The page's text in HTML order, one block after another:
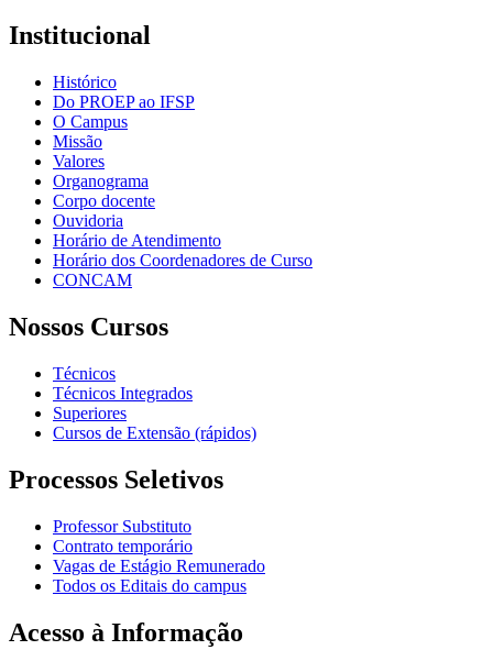
Institucional
Histórico
Do PROEP ao IFSP
O Campus
Missão
Valores
Organograma
Corpo docente
Ouvidoria
Horário de Atendimento
Horário dos Coordenadores de Curso
CONCAM
Nossos Cursos
Técnicos
Técnicos Integrados
Superiores
Cursos de Extensão (rápidos)
Processos Seletivos
Professor Substituto
Contrato temporário
Vagas de Estágio Remunerado
Todos os Editais do campus
Acesso à Informação